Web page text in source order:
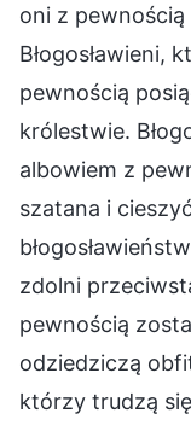
oni z
Błogosławieni,
pewnością
królestwie.
albowiem z
szatana i
zdolni
pewnością
odziedziczą
którzy trudzą